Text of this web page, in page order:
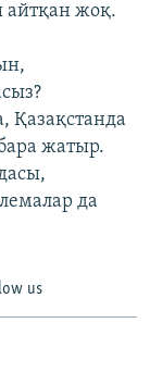
жоқ.
Қазақстанда
жатыр.
да
us